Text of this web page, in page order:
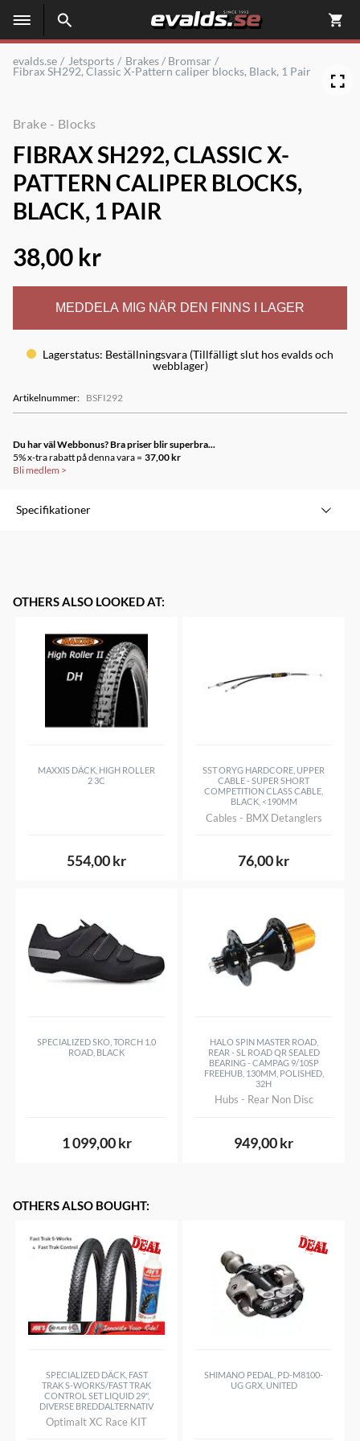
evalds.se Jetsports
Brakes / Bromsar
Fibrax SH292, Classic X-Pattern caliper blocks, Black, 1 Pair
Brake - Blocks
FIBRAX SH292, CLASSIC X-
PATTERN CALIPER BLOCKS,
BLACK, 1 PAIR
38,00 kr
MEDDELA MIG NÄR DEN FINNS I LAGER
Lagerstatus: Beställningsvara (Tillfälligt slut hos evalds och
webblager)
Artikelnummer: BSFI292
Du har väl Webbonus? Bra priser blir superbra...
5% x-tra rabatt på denna vara = 37,00 kr
Bli medlem >
Specifikationer
OTHERS ALSO LOOKED AT:
MAXXIS DÄCK, HIGH ROLLER
2 3C
554,00 kr
SST ORYG HARDCORE, UPPER
CABLE - SUPER SHORT
COMPETITION CLASS CABLE,
BLACK, <190MM
Cables - BMX Detanglers
76,00 kr
SPECIALIZED SKO, TORCH 1.0
ROAD, BLACK
1 099,00 kr
HALO SPIN MASTER ROAD,
REAR - SL ROAD QR SEALED
BEARING - CAMPAG 9/10SP
FREEHUB, 130MM, POLISHED,
32H
Hubs - Rear Non Disc
949,00 kr
OTHERS ALSO BOUGHT:
SPECIALIZED DÄCK, FAST
TRAK S-WORKS/FAST TRAK
CONTROL SET LIQUID 29",
DIVERSE BREDDALTERNATIV
Optimalt XC Race KIT
SHIMANO PEDAL, PD-M8100-
UG GRX, UNITED